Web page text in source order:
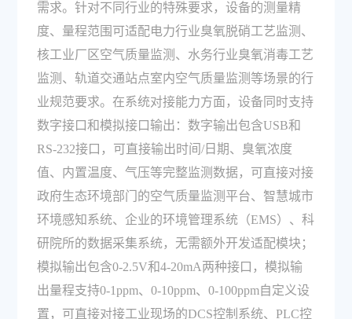
需求。针对不同行业的特殊要求，设备的测量精
度、量程范围可适配电力行业臭氧脱硝工艺监测、
核工业厂区空气质量监测、水务行业臭氧消毒工艺
监测、轨道交通站点室内空气质量监测等场景的行
业规范要求。在系统对接能力方面，设备同时支持
数字接口和模拟接口输出：数字输出包含USB和
RS-232接口，可直接输出时间/日期、臭氧浓度
值、内置温度、气压等完整监测数据，可直接对接
政府生态环境部门的空气质量监测平台、智慧城市
环境感知系统、企业的环境管理系统（EMS）、科
研院所的数据采集系统，无需额外开发适配模块；
模拟输出包含0-2.5V和4-20mA两种接口，模拟输
出量程支持0-1ppm、0-10ppm、0-100ppm自定义设
置，可直接对接工业现场的DCS控制系统、PLC控